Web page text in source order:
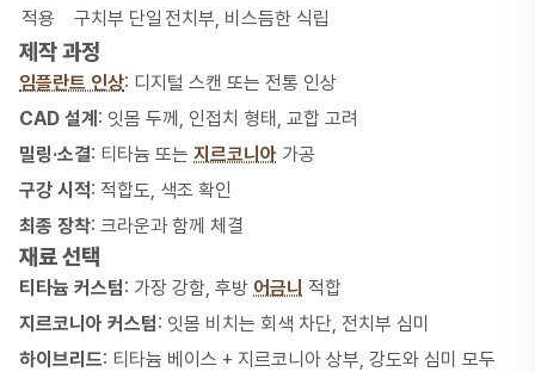
적용
구치부 단일 전치부, 비스듬한 식립
제작 과정
임플란트 인상: 디지털 스캔 또는 전통 인상
CAD 설계 : 잇몸 두께, 인접치 형태, 교합 고려
밀링·소결: 티타늄 또는 지르코니아 가공
구강 시적: 적합도, 색조 확인
최종 장착: 크라운과 함께 체결
재료 선택
티타늄 커스텀: 가장 강함, 후방 어금니 적합
지르코니아 커스텀: 잇몸 비치는 회색 차단, 전치부 심미
하이브리드: 티타늄 베이스 + 지르코니아 상부, 강도와 심미 모두